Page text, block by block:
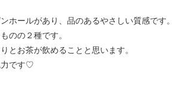
ホールがあり、品のあるやさしい質感です。
のの２種です。
とお茶が飲めることと思います。
力です♡